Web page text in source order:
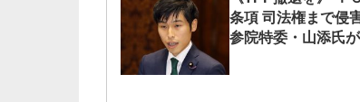
条項 司法権まで侵
参院特委・山添氏